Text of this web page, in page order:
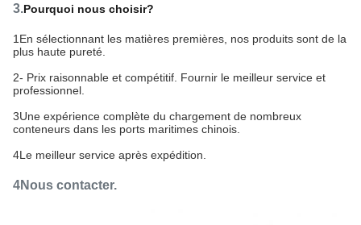
3.Pourquoi nous choisir?
1En sélectionnant les matières premières, nos produits sont de la
plus haute pureté.
2- Prix raisonnable et compétitif. Fournir le meilleur service et
professionnel.
3Une expérience complète du chargement de nombreux
conteneurs dans les ports maritimes chinois.
4Le meilleur service après expédition.
4Nous contacter.